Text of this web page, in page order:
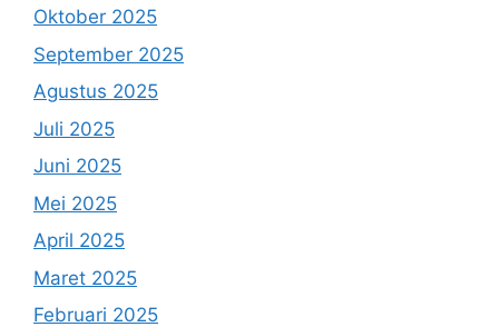
Oktober 2025
September 2025
Agustus 2025
Juli 2025
Juni 2025
Mei 2025
April 2025
Maret 2025
Februari 2025